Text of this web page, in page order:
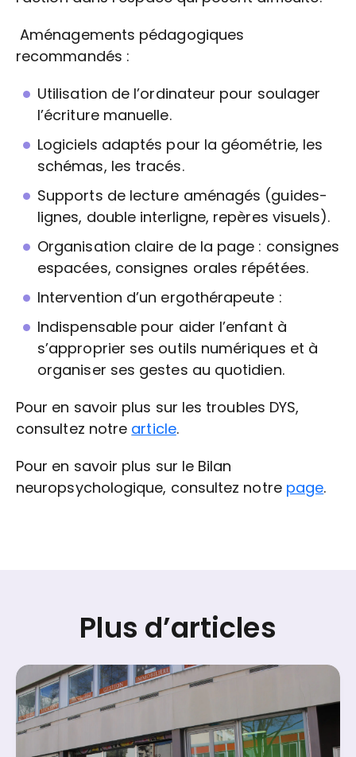
Aménagements pédagogiques
recommandés :
Utilisation de l’ordinateur pour soulager
l’écriture manuelle.
Logiciels adaptés pour la géométrie, les
schémas, les tracés.
Supports de lecture aménagés (guides-
lignes, double interligne, repères visuels).
Organisation claire de la page : consignes
espacées, consignes orales répétées.
Intervention d’un ergothérapeute :
Indispensable pour aider l’enfant à
s’approprier ses outils numériques et à
organiser ses gestes au quotidien.
Pour en savoir plus sur les troubles DYS,
consultez notre article.
Pour en savoir plus sur le Bilan
neuropsychologique, consultez notre page.
Plus d’articles